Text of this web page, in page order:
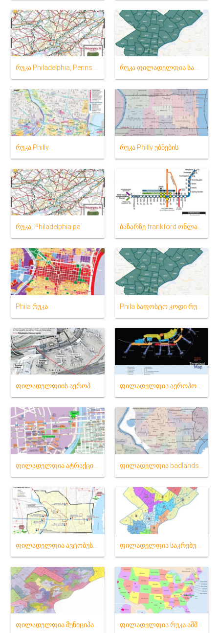
რუკა Philadelphia, Pennsylvania რუკა ფილადელფია საფოსტო კოდები
რუკა Philly რუკა Philly უბნების
რუკა, Philadelphia pa ბაზარზე frankford ონლაინ რუკა
Phila რუკა Phila საფოსტო კოდი რუკა
ფილადელფიის აეროპორტში კარიბჭე რუკა ფილადელფია აეროპორტის ავტოსადგომი რუკა
ფილადელფია საკრებულო მუნიციპალიტეტის რუკა
ფილადელფია რუკა აშშ